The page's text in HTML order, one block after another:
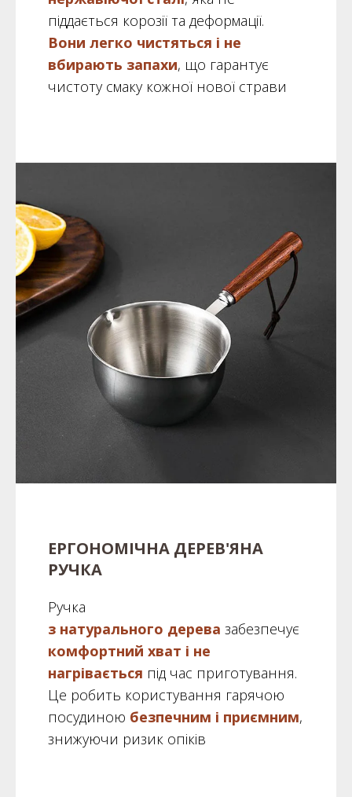
піддається корозії та деформації.
Вони легко чистяться і не
вбирають запахи, що гарантує
чистоту смаку кожної нової страви
ЕРГОНОМІЧНА ДЕРЕВ'ЯНА
РУЧКА
Ручка
з натурального дерева забезпечує
комфортний хват і не
нагрівається під час приготування.
Це робить користування гарячою
посудиною безпечним і приємним,
знижуючи ризик опіків